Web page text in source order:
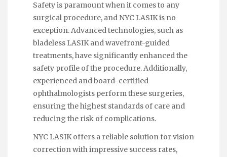
Safety is paramount when it comes to any
surgical procedure, and NYC LASIK is no
exception. Advanced technologies, such as
bladeless LASIK and wavefront-guided
treatments, have significantly enhanced the
safety profile of the procedure. Additionally,
experienced and board-certified
ophthalmologists perform these surgeries,
ensuring the highest standards of care and
reducing the risk of complications.
NYC LASIK offers a reliable solution for vision
correction with impressive success rates,